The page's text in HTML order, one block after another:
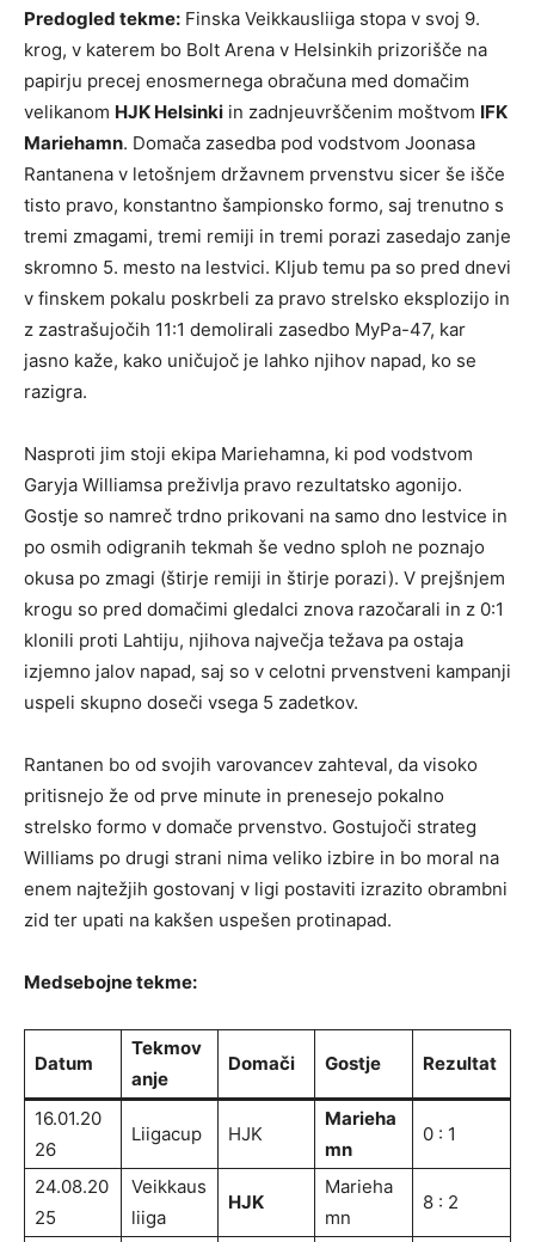
Predogled tekme: Finska Veikkausliiga stopa v svoj 9.
krog, v katerem bo Bolt Arena v Helsinkih prizorišče na
papirju precej enosmernega obračuna med domačim
velikanom HJK Helsinki in zadnjeuvrščenim moštvom IFK
Mariehamn. Domača zasedba pod vodstvom Joonasa
Rantanena v letošnjem državnem prvenstvu sicer še išče
tisto pravo, konstantno šampionsko formo, saj trenutno s
tremi zmagami, tremi remiji in tremi porazi zasedajo zanje
skromno 5. mesto na lestvici. Kljub temu pa so pred dnevi
v finskem pokalu poskrbeli za pravo strelsko eksplozijo in
z zastrašujočih 11:1 demolirali zasedbo MyPa-47, kar
jasno kaže, kako uničujoč je lahko njihov napad, ko se
razigra.
Nasproti jim stoji ekipa Mariehamna, ki pod vodstvom
Garyja Williamsa preživlja pravo rezultatsko agonijo.
Gostje so namreč trdno prikovani na samo dno lestvice in
po osmih odigranih tekmah še vedno sploh ne poznajo
okusa po zmagi (štirje remiji in štirje porazi). V prejšnjem
krogu so pred domačimi gledalci znova razočarali in z 0:1
klonili proti Lahtiju, njihova največja težava pa ostaja
izjemno jalov napad, saj so v celotni prvenstveni kampanji
uspeli skupno doseči vsega 5 zadetkov.
Rantanen bo od svojih varovancev zahteval, da visoko
pritisnejo že od prve minute in prenesejo pokalno
strelsko formo v domače prvenstvo. Gostujoči strateg
Williams po drugi strani nima veliko izbire in bo moral na
enem najtežjih gostovanj v ligi postaviti izrazito obrambni
zid ter upati na kakšen uspešen protinapad.
Medsebojne tekme:
Datum
Tekmov
anje
Domači Gostje Rezultat
16.01.20
26
Liigacup HJK
Marieha
mn
0 : 1
24.08.20
25
Veikkaus
liiga
HJK
Marieha
mn
8 : 2